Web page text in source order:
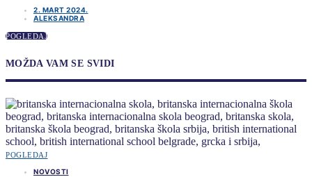
2. MART 2024.
ALEKSANDRA
POGLEDAJ
MOŽDA VAM SE SVIDI
POGLEDAJ
NOVOSTI